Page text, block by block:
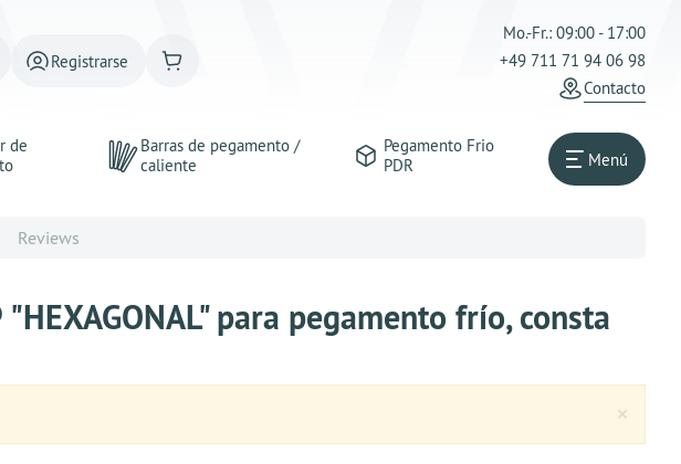
Registrarse
Mo.-Fr.: 09:00 - 17:00
+49 711 71 94 06 98
Contacto
de
Barras de pegamento /
caliente
Pegamento Frio
PDR
Menú
Reviews
para pegamento frío, consta
×